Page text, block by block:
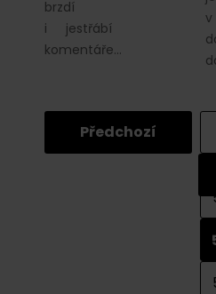
brzdí
i jestřábí
komentáře…
Předchozí